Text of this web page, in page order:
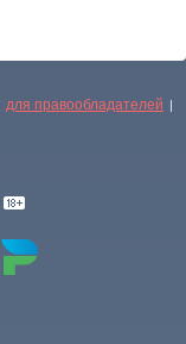
для правообладателей |